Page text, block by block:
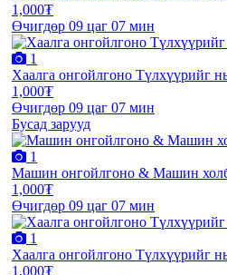
1,000₮
Өчигдөр 09 цаг 07 мин
1
Хаалга онгойлгоно Түлхүүрийг
1,000₮
Өчигдөр 09 цаг 07 мин
Бусад зарууд
1
Машин онгойлгоно & Машин
1,000₮
Өчигдөр 09 цаг 07 мин
1
Хаалга онгойлгоно Түлхүүрийг
1,000₮